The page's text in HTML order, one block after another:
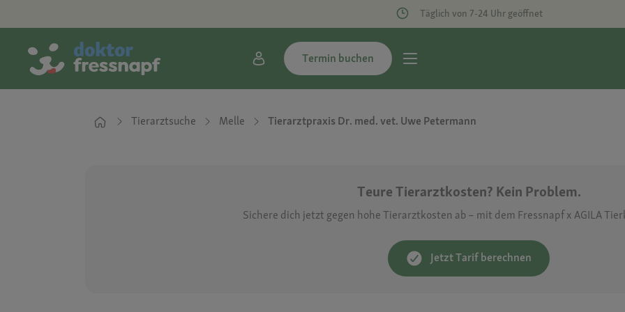
Täglich von 7-24 Uhr geöffnet
Termin buchen
Tierarztsuche Melle Tierarztpraxis Dr. med. vet. Uwe Petermann
Teure Tierarztkosten? Kein Problem.
Sichere dich jetzt gegen hohe Tierarztkosten ab – mit dem Fressnapf x AGILA
Jetzt Tarif berechnen